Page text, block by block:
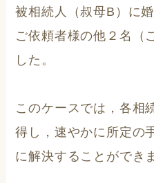
被相続人（叔母B）に
ご依頼者様の他２名（
した。
このケースでは，各相
得し，速やかに所定の
に解決することができ